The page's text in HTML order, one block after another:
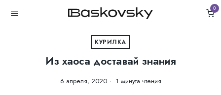
0
КУРИЛКА
Из хаоса доставай знания
6 апреля, 2020 1 минута чтения